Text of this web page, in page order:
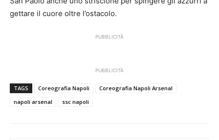
gettare il cuore oltre l’ostacolo.
PUBBLICITÀ
PUBBLICITÀ
TAGS Coreografia Napoli
Coreografia Napoli Arsenal
napoli arsenal
ssc napoli